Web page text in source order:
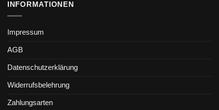
INFORMATIONEN
Impressum
AGB
Datenschutzerklärung
Widerrufsbelehrung
Zahlungsarten